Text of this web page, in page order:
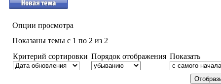
Опции просмотра
Показаны темы с 1 по 2 из 2
Критерий сортировки Порядок отображения Показать